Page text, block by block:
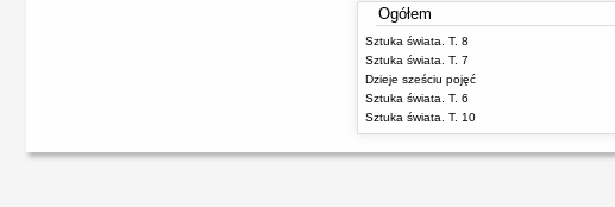
Ogółem
Sztuka świata. T. 8
Sztuka świata. T. 7
Dzieje sześciu pojęć
Sztuka świata. T. 6
Sztuka świata. T. 10